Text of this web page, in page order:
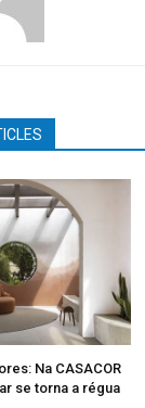
Na CASACOR
se torna a régua